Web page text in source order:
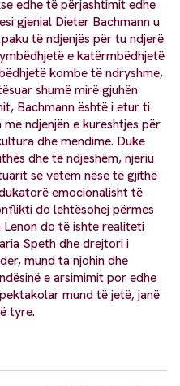
edhe të përjashtimit edhe
gjenial Dieter Bachmann u
të ndjenjës për tu ndjerë
e katërmbëdhjetë
kombe të ndryshme,
shumë mirë gjuhën
Bachmann është i etur ti
ndjenjën e kureshtjes për
dhe mendime. Duke
dhe të ndjeshëm, njeriu
se vetëm nëse të gjithë
emocionalisht të
do lehtësohej përmes
Lenon do të ishte realiteti
Speth dhe drejtori i
mund ta njohin dhe
e arsimimit por edhe
mund të jetë, janë
tyre.